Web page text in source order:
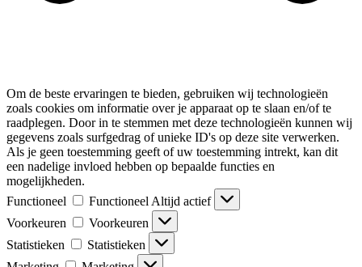
Om de beste ervaringen te bieden, gebruiken wij technologieën
zoals cookies om informatie over je apparaat op te slaan en/of te
raadplegen. Door in te stemmen met deze technologieën kunnen wij
gegevens zoals surfgedrag of unieke ID's op deze site verwerken.
Als je geen toestemming geeft of uw toestemming intrekt, kan dit
een nadelige invloed hebben op bepaalde functies en
mogelijkheden.
Functioneel
Functioneel Altijd actief
Voorkeuren
Voorkeuren
Statistieken
Statistieken